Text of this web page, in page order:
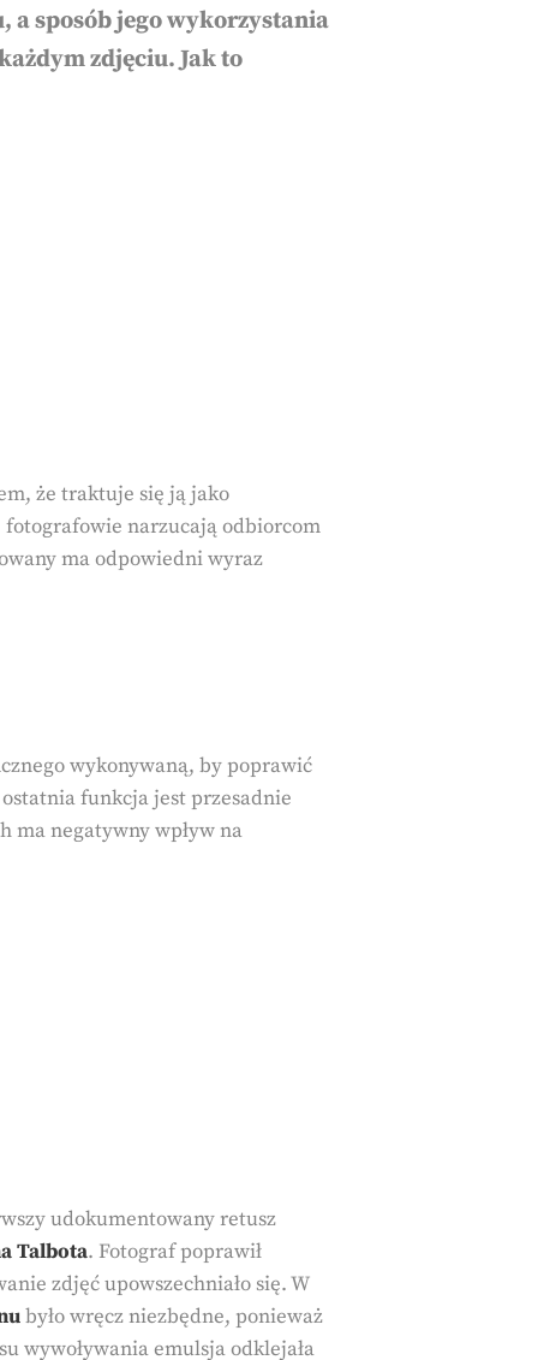
a sposób jego wykorzystania
zdjęciu. Jak to
że traktuje się ją jako
fotografowie narzucają odbiorcom
ma odpowiedni wyraz
wykonywaną, by poprawić
funkcja jest przesadnie
ma negatywny wpływ na
udokumentowany retusz
Talbota. Fotograf poprawił
zdjęć upowszechniało się. W
było wręcz niezbędne, ponieważ
wywoływania emulsja odklejała